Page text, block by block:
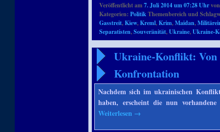
Veröffentlicht am7. Juli 2014 um 07:28 Uhr
Kategorien:PolitikThemenbereich und
Gasstreit,Kiew,Kreml,Krim,Maidan,
Separatisten,Souveränität,Ukraine,Ukraine-
Ukraine-Konflikt:
Konfrontation
Nachdem sich im ukrainischen
haben, erscheint die nun
Weiterlesen →